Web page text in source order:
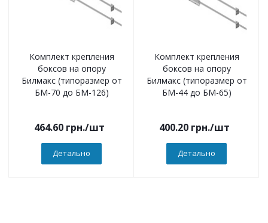
Комплект крепления
боксов на опору
Билмакс (типоразмер от
БМ-70 до БМ-126)
464.60 грн./шт
Детально
Комплект крепления
боксов на опору
Билмакс (типоразмер от
БМ-44 до БМ-65)
400.20 грн./шт
Детально